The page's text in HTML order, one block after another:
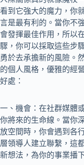
看到它強大的魔力，你
言是最有利的。當你不
會發揮最佳作用，所以
驟，你可以採取這些步
勇於去承擔新的風險。
的個人風格，優雅的經
好處：
一、機會：在社群媒體
你將來的生命線。當你
放空間時，你會遇到各
層領導人建立聯繫，這
新想法，為你的事業播